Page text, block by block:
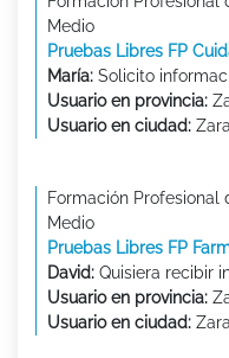
Medio
Pruebas Libres FP
María: Solicito
Usuario en provincia:
Usuario en ciudad:
Formación Profesional
Medio
Pruebas Libres FP
David: Quisiera recibir
Usuario en provincia:
Usuario en ciudad: